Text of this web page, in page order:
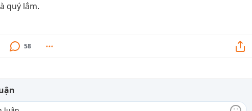
quý lắm.
58